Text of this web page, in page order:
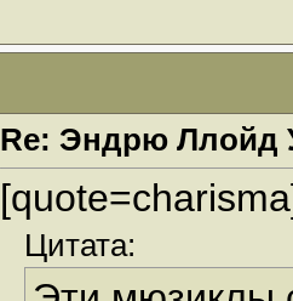
Re: Эндрю Ллойд
Цитата: